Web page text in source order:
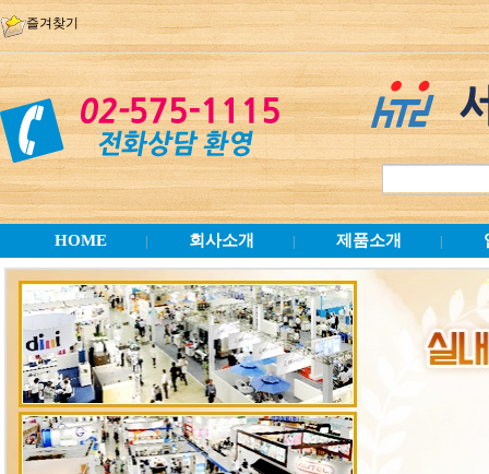
즐겨찾기
HOME 회사소개 제품소개